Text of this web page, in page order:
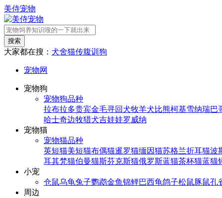
美侍宠物
搜索
大家都在搜： 犬舍猫传腹训狗
宠物网
宠物狗
宠物狗品种
拉布拉多贵宾金毛寻回犬牧羊犬比熊柯基雪纳瑞巴
哈士奇边牧猎犬吉娃娃罗威纳
宠物猫
宠物猫品种
英短猫美短猫布偶猫暹罗猫缅因猫苏格兰折耳猫波
耳其梵猫伯曼猫斯芬克斯猫俄罗斯蓝猫茶杯猫蓝猫
小宠
仓鼠乌龟兔子鹦鹉金鱼锦鲤巴西龟鸽子松鼠豚鼠孔
周边